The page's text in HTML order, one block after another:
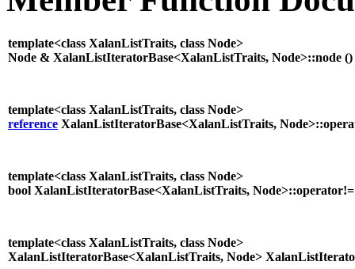
template<class XalanListTraits, class Node>
Node & XalanListIteratorBase<XalanListTraits, Node>::node ()
template<class XalanListTraits, class Node>
reference XalanListIteratorBase<XalanListTraits,
template<class XalanListTraits, class Node>
bool XalanListIteratorBase<XalanListTraits,
template<class XalanListTraits, class Node>
XalanListIteratorBase<XalanListTraits, Node>